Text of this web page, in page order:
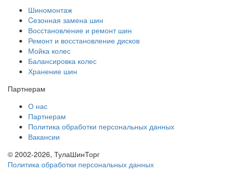
Шиномонтаж
Cезонная замена шин
Восстановление и ремонт шин
Ремонт и восстановление дисков
Мойка колес
Балансировка колес
Хранение шин
Партнерам
О нас
Партнерам
Политика обработки персональных данных
Вакансии
© 2002-2026, ТулаШинТорг
Политика обработки персональных данных